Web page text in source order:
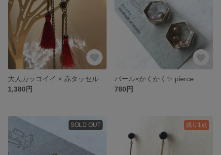
1,380円
パール×かくかく✨ pierce
780円
SOLD OUT 残り1点